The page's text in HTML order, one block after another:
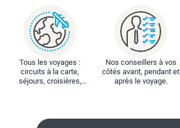
Tous les voyages :
circuits à la carte,
séjours, croisières,
Nos conseillers à vos
côtés avant, pendant et
après le voyage.